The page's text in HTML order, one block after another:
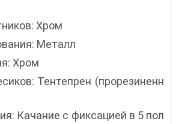
Хром
Металл
Хром
Тентепрен (прорезиненн
Качание с фиксацией в 5 пол